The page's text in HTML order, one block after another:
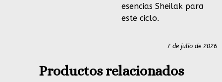
esenciasSheilak para
este ciclo.
7 de julio de 2026
Productos relacionados